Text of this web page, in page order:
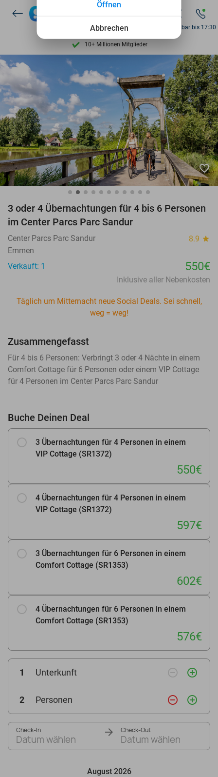
7 Tage die Woche verfügbar
10+ Millionen Mitglieder
9,4 basierend auf206.283 Bewertungen
7 Tage die Woche verfügbar
10+ Millionen Mitglieder
Erreichbar bis 17:30
favorite_border
3 oder 4 Übernachtungen für 4 bis 6 Personen
im Center Parcs Parc Sandur
Center Parcs Parc Sandur 8.9 star
Emmen
Verkauft: 1
550€
Inklusive aller Nebenkosten
Täglich um Mitternacht neue Social Deals. Sei schnell,
weg = weg!
Zusammengefasst
Für 4 bis 6 Personen: Verbringt 3 oder 4 Nächte in einem
Comfort Cottage für 6 Personen oder einem VIP Cottage
für 4 Personen im Center Parcs Parc Sandur
Buche Deinen Deal
3 Übernachtungen für 4 Personen in einem
VIP Cottage (SR1372)
550€
4 Übernachtungen für 4 Personen in einem
VIP Cottage (SR1372)
597€
3 Übernachtungen für 6 Personen in einem
Comfort Cottage (SR1353)
602€
4 Übernachtungen für 6 Personen in einem
Comfort Cottage (SR1353)
576€
1 Unterkunft remove_circle_outline add_circle_outline
2 Personen remove_circle_outline add_circle_outline
Check-In
Datum wählen
Check-Out
Datum wählen
August 2026
Abbrechen
Öffnen